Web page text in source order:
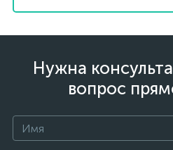
Нужна
вопрос